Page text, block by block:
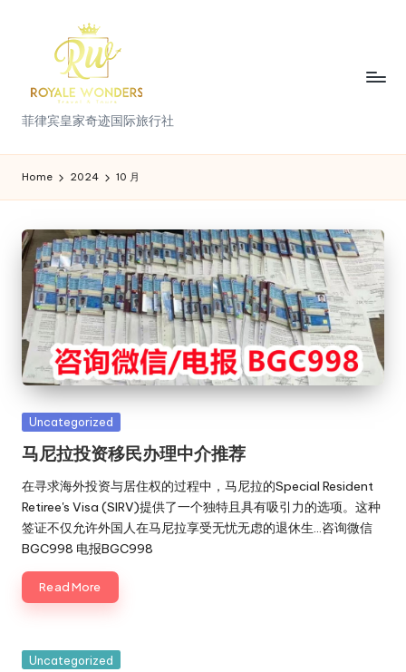
菲
律
宾
家
奇
迹
国
际
旅
行
社
菲律宾皇家奇迹国际旅行社
Home 2024 10 月
Posted
Uncategorized
马尼拉投资移民办理中介推荐
在寻求海外投资与居住权的过程中，马尼拉的Special Resident
Retiree's Visa (SIRV)提供了一个独特且具有吸引力的选项。这种
签证不仅允许外国人在马尼拉享受无忧无虑的退休生…咨询微信
BGC998 电报BGC998
Read More
Posted
Uncategorized